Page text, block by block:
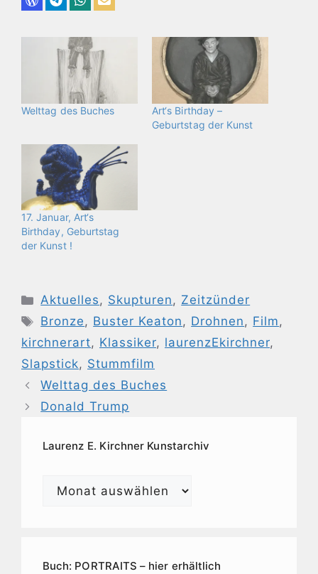
Welttag des Buches
Art‘s Birthday –
Geburtstag der Kunst
17. Januar, Art‘s
Birthday, Geburtstag
der Kunst !
Kategorien
Aktuelles, Skupturen, Zeitzünder
Schlagwörter
Bronze, Buster Keaton, Drohnen, Film,
kirchnerart, Klassiker, laurenzEkirchner,
Slapstick, Stummfilm
Welttag des Buches
Donald Trump
Laurenz E. Kirchner Kunstarchiv
Laurenz
Buch: PORTRAITS – hier erhältlich